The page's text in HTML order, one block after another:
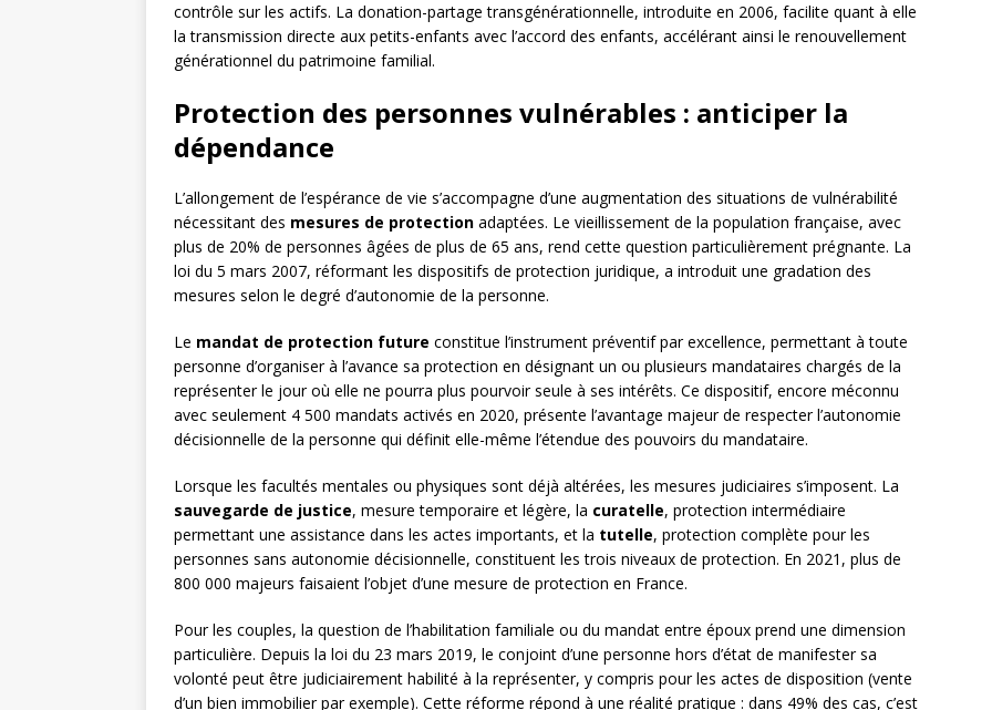
contrôle sur les actifs. La donation-partage transgénérationnelle, introduite en 2006, facilite quant à elle
la transmission directe aux petits-enfants avec l’accord des enfants, accélérant ainsi le renouvellement
générationnel du patrimoine familial.
Protection des personnes vulnérables : anticiper la
dépendance
L’allongement de l’espérance de vie s’accompagne d’une augmentation des situations de vulnérabilité
nécessitant des mesures de protection adaptées. Le vieillissement de la population française, avec
plus de 20% de personnes âgées de plus de 65 ans, rend cette question particulièrement prégnante. La
loi du 5 mars 2007, réformant les dispositifs de protection juridique, a introduit une gradation des
mesures selon le degré d’autonomie de la personne.
Le mandat de protection future constitue l’instrument préventif par excellence, permettant à toute
personne d’organiser à l’avance sa protection en désignant un ou plusieurs mandataires chargés de la
représenter le jour où elle ne pourra plus pourvoir seule à ses intérêts. Ce dispositif, encore méconnu
avec seulement 4 500 mandats activés en 2020, présente l’avantage majeur de respecter l’autonomie
décisionnelle de la personne qui définit elle-même l’étendue des pouvoirs du mandataire.
Lorsque les facultés mentales ou physiques sont déjà altérées, les mesures judiciaires s’imposent. La
sauvegarde de justice, mesure temporaire et légère, la curatelle, protection intermédiaire
permettant une assistance dans les actes importants, et la tutelle, protection complète pour les
personnes sans autonomie décisionnelle, constituent les trois niveaux de protection. En 2021, plus de
800 000 majeurs faisaient l’objet d’une mesure de protection en France.
Pour les couples, la question de l’habilitation familiale ou du mandat entre époux prend une dimension
particulière. Depuis la loi du 23 mars 2019, le conjoint d’une personne hors d’état de manifester sa
volonté peut être judiciairement habilité à la représenter, y compris pour les actes de disposition (vente
d’un bien immobilier par exemple). Cette réforme répond à une réalité pratique : dans 49% des cas, c’est